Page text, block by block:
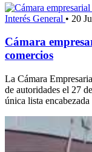
Interés General • 20
Cámara
comercios
La Cámara
de autoridades el 27
única lista